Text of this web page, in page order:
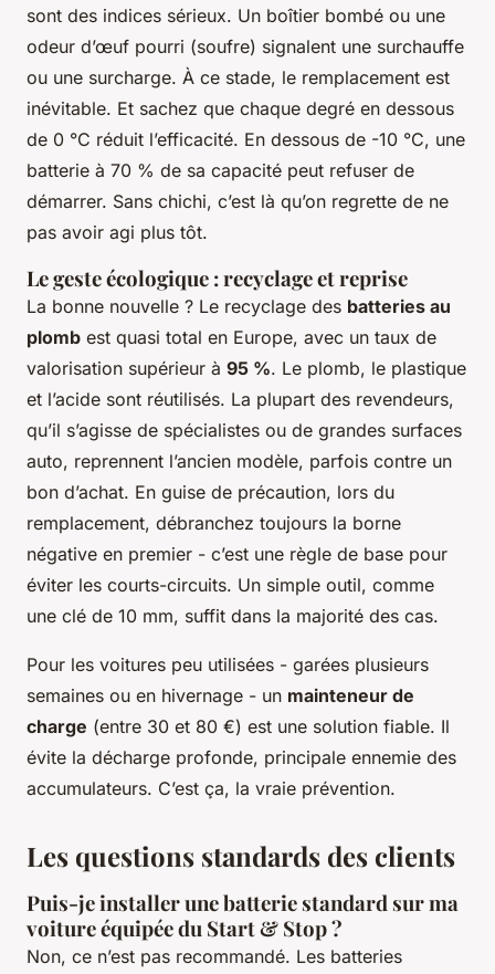
sont des indices sérieux. Un boîtier bombé ou une
odeur d’œuf pourri (soufre) signalent une surchauffe
ou une surcharge. À ce stade, le remplacement est
inévitable. Et sachez que chaque degré en dessous
de 0 °C réduit l’efficacité. En dessous de -10 °C, une
batterie à 70 % de sa capacité peut refuser de
démarrer. Sans chichi, c’est là qu’on regrette de ne
pas avoir agi plus tôt.
Le geste écologique : recyclage et reprise
La bonne nouvelle ? Le recyclage des batteries au
plomb est quasi total en Europe, avec un taux de
valorisation supérieur à 95 %. Le plomb, le plastique
et l’acide sont réutilisés. La plupart des revendeurs,
qu’il s’agisse de spécialistes ou de grandes surfaces
auto, reprennent l’ancien modèle, parfois contre un
bon d’achat. En guise de précaution, lors du
remplacement, débranchez toujours la borne
négative en premier - c’est une règle de base pour
éviter les courts-circuits. Un simple outil, comme
une clé de 10 mm, suffit dans la majorité des cas.
Pour les voitures peu utilisées - garées plusieurs
semaines ou en hivernage - un mainteneur de
charge (entre 30 et 80 €) est une solution fiable. Il
évite la décharge profonde, principale ennemie des
accumulateurs. C’est ça, la vraie prévention.
Les questions standards des clients
Puis-je installer une batterie standard sur ma
voiture équipée du Start & Stop ?
Non, ce n’est pas recommandé. Les batteries